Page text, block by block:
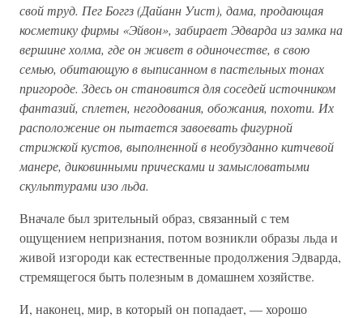
свой труд. Пег Боггз (Дайанн Уист), дама, продающая
косметику фирмы «Эйвон», забирает Эдварда из замка на
вершине холма, где он живет в одиночестве, в свою
семью, обитающую в выписанном в пастельных тонах
пригороде. Здесь он становится для соседей источником
фантазий, сплетен, негодования, обожания, похоти. Их
расположение он пытается завоевать фигурной
стрижкой кустов, выполненной в необузданно китчевой
манере, диковинными прическами и замысловатыми
скульптурами изо льда.
Вначале был зрительный образ, связанный с тем
ощущением непризнания, потом возникли образы льда и
живой изгороди как естественные продолжения Эдварда,
стремящегося быть полезным в домашнем хозяйстве.
И, наконец, мир, в который он попадает, — хорошо